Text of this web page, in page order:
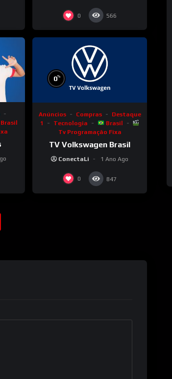
0 566
Brasil
0%
Anúncios Compras
Destaque
1
Tecnologia
Brasil
Tv Programação Fixa
TV Volkswagen Brasil
ConectaLi 1 Ano Ago
0 847